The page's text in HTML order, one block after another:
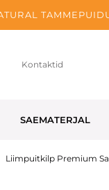
Kontaktid
SAEMATERJAL
Liimpuitkilp Premium